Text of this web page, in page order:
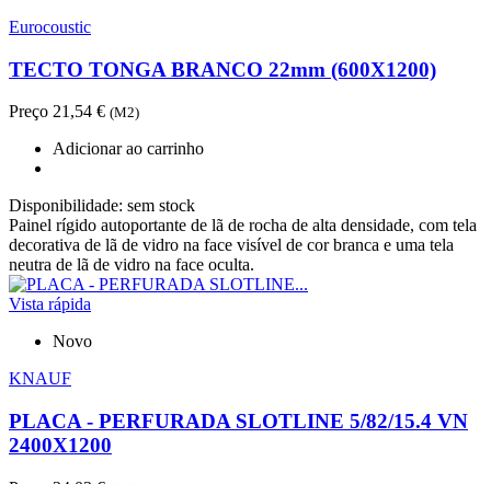
Eurocoustic
TECTO TONGA BRANCO 22mm (600X1200)
Preço 21,54 € (M2)
Adicionar ao carrinho
Disponibilidade: sem stock
Painel rígido autoportante de lã de rocha de alta densidade, com tela
decorativa de lã de vidro na face visível de cor branca e uma tela
neutra de lã de vidro na face oculta.
Vista rápida
Novo
KNAUF
PLACA - PERFURADA SLOTLINE 5/82/15.4 VN
2400X1200